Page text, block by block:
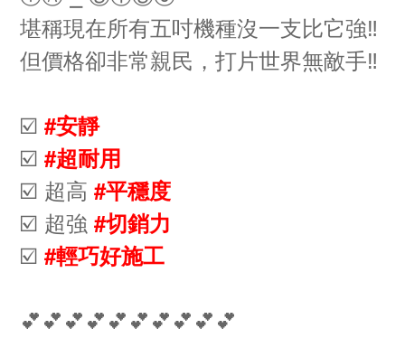
堪稱現在所有五吋機種沒一支比它強‼️
但價格卻非常親民，打片世界無敵手‼️
☑️ #安靜
☑️ #超耐用
☑️ 超高 #平穩度
☑️ 超強 #切銷力
☑️ #輕巧好施工
💕💕💕💕💕💕💕💕💕💕